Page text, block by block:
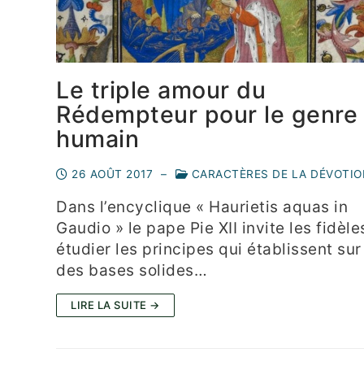
Le triple amour du
Rédempteur pour le genre
humain
26 AOÛT 2017 – CARACTÈRES DE LA
Dans l’encyclique « Haurietis aquas in
Gaudio » le pape Pie XII invite les
étudier les principes qui établissent sur
des bases solides…
LIRE LA SUITE →